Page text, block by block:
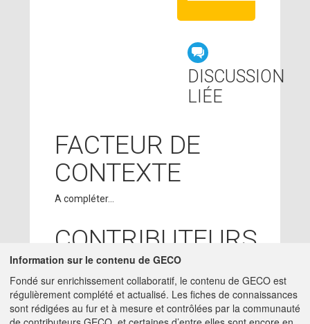
DISCUSSION
LIÉE
FACTEUR DE
CONTEXTE
A compléter...
CONTRIBUTEURS
SUZANNE
BLOCAILLE- ACTA
charge-etude -
SUZANNE.BLOCAILLE@ACTA.ASSO.FR
Information sur le contenu de GECO
Fondé sur enrichissement collaboratif, le contenu de GECO est
régulièrement complété et actualisé. Les fiches de connaissances
sont rédigées au fur et à mesure et contrôlées par la communauté